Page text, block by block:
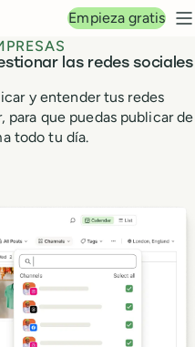
Empieza gratis
las redes sociales
y entender tus redes
que puedas publicar de
todo tu día.